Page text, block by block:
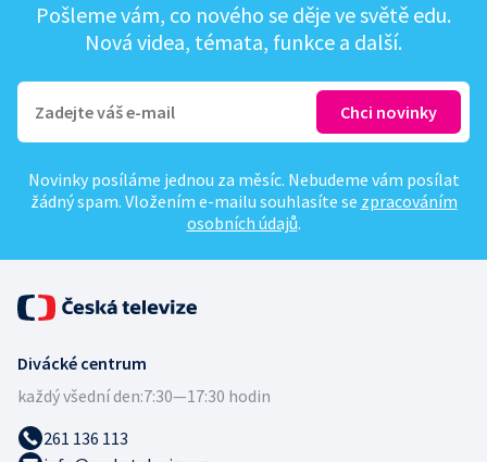
Pošleme vám, co nového se děje ve světě edu.
Nová videa, témata, funkce a další.
Novinky posíláme jednou za měsíc. Nebudeme vám posílat
žádný spam. Vložením e-mailu souhlasíte se zpracováním
osobních údajů.